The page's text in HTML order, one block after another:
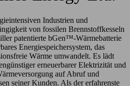
Industrien und
von fossilen Brennstoffkesseln
patentierte bGen™-Wärmebatterie
Energiespeichersystem, das
Wärme umwandelt. Es lädt
erneuerbarer Elektrizität und
auf Abruf und
seiner Kunden. Als der erfahrenste